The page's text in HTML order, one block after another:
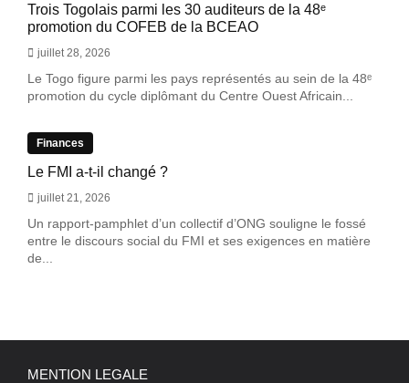
Trois Togolais parmi les 30 auditeurs de la 48ᵉ
promotion du COFEB de la BCEAO
juillet 28, 2026
Le Togo figure parmi les pays représentés au sein de la 48ᵉ
promotion du cycle diplômant du Centre Ouest Africain...
Finances
Le FMI a-t-il changé ?
juillet 21, 2026
Un rapport-pamphlet d’un collectif d’ONG souligne le fossé
entre le discours social du FMI et ses exigences en matière
de...
MENTION LEGALE